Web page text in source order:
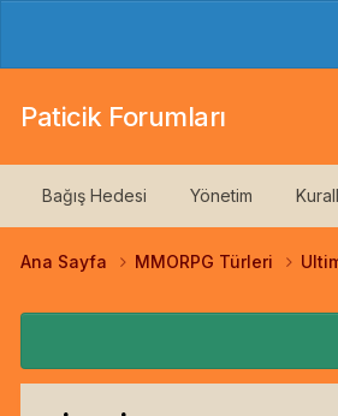
Paticik Forumları
Bağış Hedesi Yönetim
Ana Sayfa MMORPG Türleri